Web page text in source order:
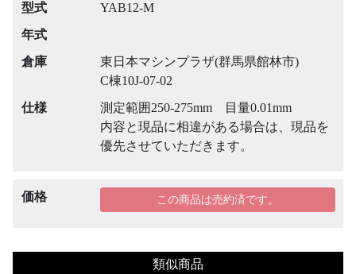
型式
YAB12-M
年式
倉庫
東日本マシンプラザ(群馬県館林市)
C棟10J-07-02
仕様
測定範囲250-275mm 目量0.01mm
内容と現品に相違がある場合は、現品を
優先させていただきます。
価格 この商品は売約済です。
類似商品